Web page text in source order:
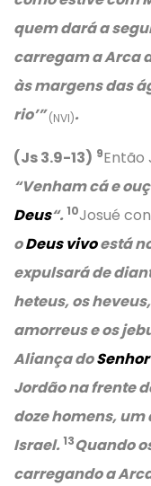
quem dará a
carregam a Arca
às margens das
rio’”(NVI).
(Js 3.9-13) 9Então
“Venham cá e
Deus“.10Josué
oDeus vivoestá
expulsará de
heteus, os
amorreus e os
Aliança doSenhor
Jordão na frente
doze homens,
Israel.13Quando
carregando a